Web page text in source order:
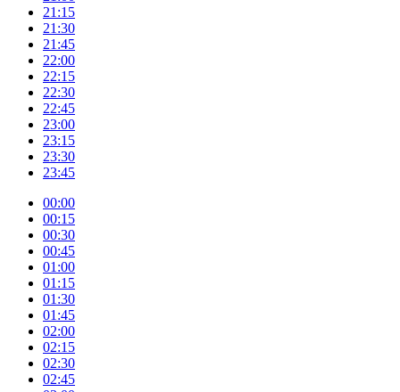
21:15
21:30
21:45
22:00
22:15
22:30
22:45
23:00
23:15
23:30
23:45
00:00
00:15
00:30
00:45
01:00
01:15
01:30
01:45
02:00
02:15
02:30
02:45